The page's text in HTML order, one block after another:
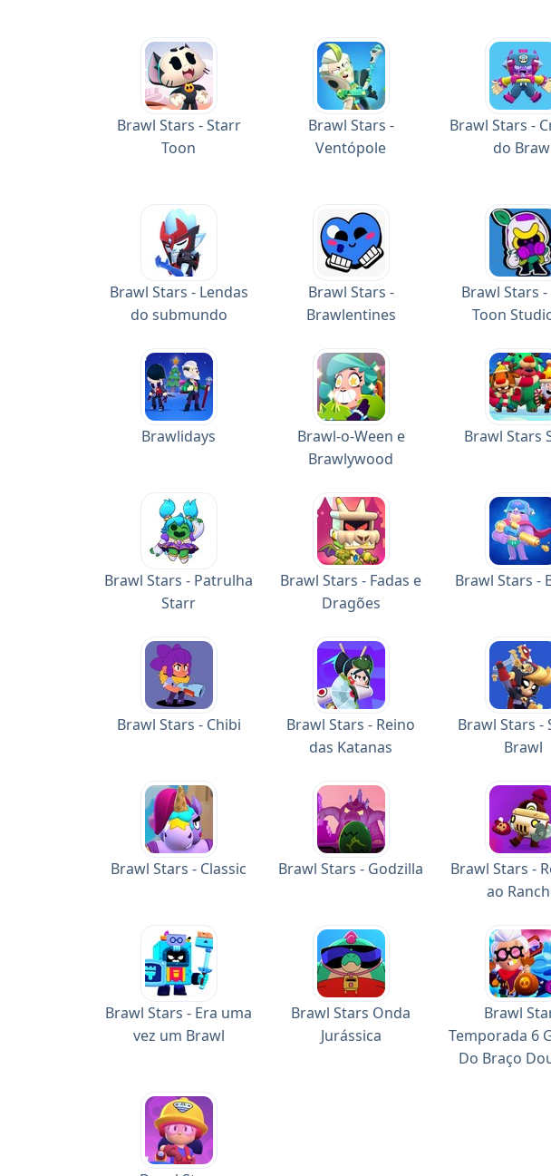
Brawl Stars - Starr
Toon
Brawl Stars -
Ventópole
Brawl Stars -
do
Brawl Stars - Lendas
do submundo
Brawl Stars -
Brawlentines
Brawl Stars
Toon
Brawlidays
Brawl-o-Ween e
Brawlywood
Brawl Stars
Brawl Stars - Patrulha
Starr
Brawl Stars - Fadas e
Dragões
Brawl Stars -
Brawl Stars - Chibi
Brawl Stars - Reino
das Katanas
Brawl Stars -
Brawl
Brawl Stars - Classic Brawl Stars - Godzilla
Brawl Stars -
ao
Brawl Stars - Era uma
vez um Brawl
Brawl Stars Onda
Jurássica
Brawl
Temporada 6
Do Braço